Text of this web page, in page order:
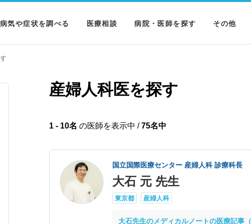
病気や症状を調べる 医療相談 病院・医師を探す その他
産婦人科医を探す
1 - 10名 の医師を表示中 /75名中
国立国際医療センター 産婦人科 診療科長
大石 元 先生
東京都 産婦人科
大石先生のメディカルノートの医療記事